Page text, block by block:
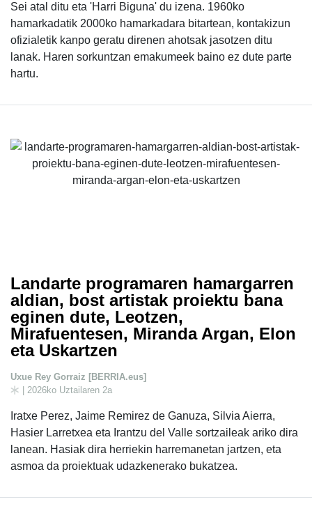
Sei atal ditu eta 'Harri Biguna' du izena. 1960ko
hamarkadatik 2000ko hamarkadara bitartean, kontakizun
ofizialetik kanpo geratu direnen ahotsak jasotzen ditu
lanak. Haren sorkuntzan emakumeek baino ez dute parte
hartu.
Landarte programaren hamargarren
aldian, bost artistak proiektu bana
eginen dute, Leotzen,
Mirafuentesen, Miranda Argan, Elon
eta Uskartzen
Uxue Rey Gorraiz [BERRIA.eus]
| 2026ko Uztailaren 2a
Iratxe Perez, Jaime Remirez de Ganuza, Silvia Aierra,
Hasier Larretxea eta Irantzu del Valle sortzaileak ariko dira
lanean. Hasiak dira herriekin harremanetan jartzen, eta
asmoa da proiektuak udazkenerako bukatzea.